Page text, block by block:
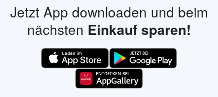
Jetzt App downloaden und beim
nächsten Einkauf sparen!